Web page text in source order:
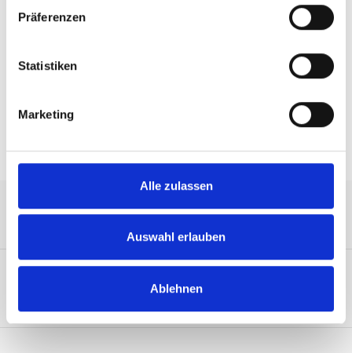
Präferenzen
Statistiken
Marketing
Alle zulassen
Auswahl erlauben
Ablehnen
DVD kit (DVD drive not included) when optional HDD kit
Service-Hotline